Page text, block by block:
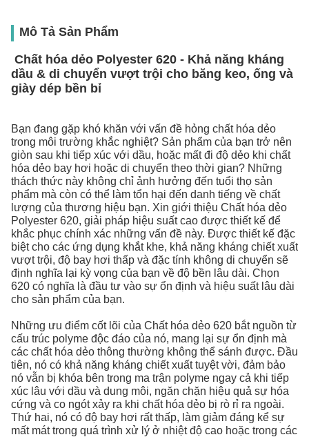
Mô Tả Sản Phẩm
Chất hóa dẻo Polyester 620 - Khả năng kháng
dầu & di chuyển vượt trội cho băng keo, ống và
giày dép bền bỉ
Bạn đang gặp khó khăn với vấn đề hỏng chất hóa dẻo
trong môi trường khắc nghiệt? Sản phẩm của bạn trở nên
giòn sau khi tiếp xúc với dầu, hoặc mất đi độ dẻo khi chất
hóa dẻo bay hơi hoặc di chuyển theo thời gian? Những
thách thức này không chỉ ảnh hưởng đến tuổi thọ sản
phẩm mà còn có thể làm tổn hại đến danh tiếng về chất
lượng của thương hiệu bạn. Xin giới thiệu Chất hóa dẻo
Polyester 620, giải pháp hiệu suất cao được thiết kế để
khắc phục chính xác những vấn đề này. Được thiết kế đặc
biệt cho các ứng dụng khắt khe, khả năng kháng chiết xuất
vượt trội, độ bay hơi thấp và đặc tính không di chuyển sẽ
định nghĩa lại kỳ vọng của bạn về độ bền lâu dài. Chọn
620 có nghĩa là đầu tư vào sự ổn định và hiệu suất lâu dài
cho sản phẩm của bạn.
Những ưu điểm cốt lõi của Chất hóa dẻo 620 bắt nguồn từ
cấu trúc polyme độc đáo của nó, mang lại sự ổn định mà
các chất hóa dẻo thông thường không thể sánh được. Đầu
tiên, nó có khả năng kháng chiết xuất tuyệt vời, đảm bảo
nó vẫn bị khóa bên trong ma trận polyme ngay cả khi tiếp
xúc lâu với dầu và dung môi, ngăn chặn hiệu quả sự hóa
cứng và co ngót xảy ra khi chất hóa dẻo bị rò rỉ ra ngoài.
Thứ hai, nó có độ bay hơi rất thấp, làm giảm đáng kể sự
mất mát trong quá trình xử lý ở nhiệt độ cao hoặc trong các